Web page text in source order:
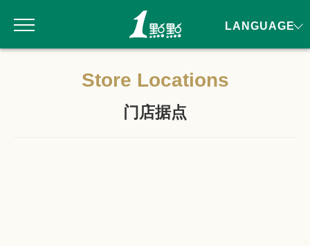
Store Locations
门店据点
LANGUAGE